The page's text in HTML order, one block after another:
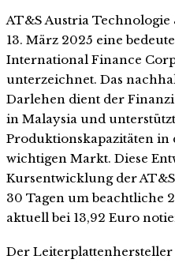
AT&S Austria Technologie
13. März 2025 eine
International Finance
unterzeichnet. Das
Darlehen dient der
in Malaysia und
Produktionskapazitäten in
wichtigen Markt. Diese
Kursentwicklung der
30 Tagen um beachtliche
aktuell bei 13,92 Euro
Der Leiterplattenhersteller